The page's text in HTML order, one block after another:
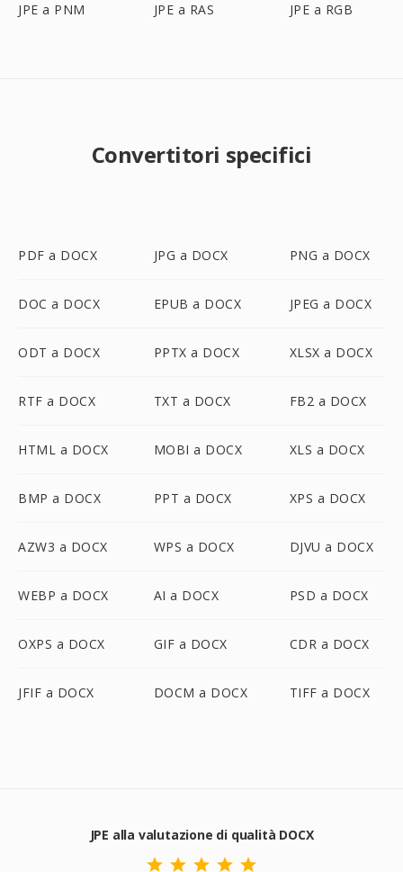
JPE a PNM JPE a RAS JPE a RGB
Convertitori specifici
PDF a DOCX JPG a DOCX PNG a DOCX
DOC a DOCX EPUB a DOCX JPEG a DOCX
ODT a DOCX PPTX a DOCX XLSX a DOCX
RTF a DOCX TXT a DOCX FB2 a DOCX
HTML a DOCX MOBI a DOCX XLS a DOCX
BMP a DOCX PPT a DOCX XPS a DOCX
AZW3 a DOCX WPS a DOCX DJVU a DOCX
WEBP a DOCX AI a DOCX PSD a DOCX
OXPS a DOCX GIF a DOCX CDR a DOCX
JFIF a DOCX DOCM a DOCX TIFF a DOCX
JPE alla valutazione di qualità DOCX